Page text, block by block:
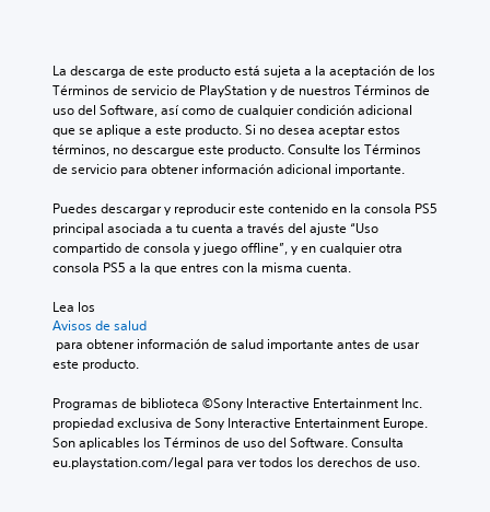
La descarga de este producto está sujeta a la aceptación de los
Términos de servicio de PlayStation y de nuestros Términos de
uso del Software, así como de cualquier condición adicional
que se aplique a este producto. Si no desea aceptar estos
términos, no descargue este producto. Consulte los Términos
de servicio para obtener información adicional importante.
Puedes descargar y reproducir este contenido en la consola PS5
principal asociada a tu cuenta a través del ajuste “Uso
compartido de consola y juego offline”, y en cualquier otra
consola PS5 a la que entres con la misma cuenta.
Lea los
Avisos de salud
este producto.
Programas de biblioteca ©Sony Interactive Entertainment Inc.
propiedad exclusiva de Sony Interactive Entertainment Europe.
Son aplicables los Términos de uso del Software. Consulta
eu.playstation.com/legal para ver todos los derechos de uso.